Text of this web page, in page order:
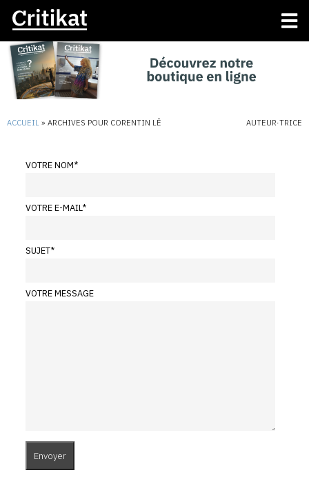
ACCUEIL » ARCHIVES POUR CORENTIN LÊ AUTEUR·TRICE
VOTRE NOM*
VOTRE E-MAIL*
SUJET*
VOTRE MESSAGE